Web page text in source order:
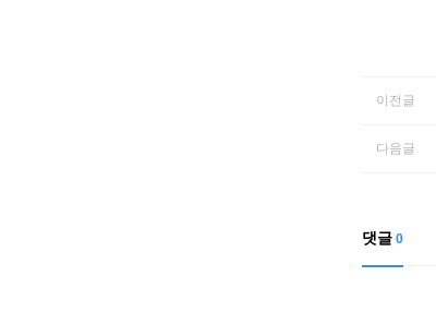
이전글
다음글
댓글 0